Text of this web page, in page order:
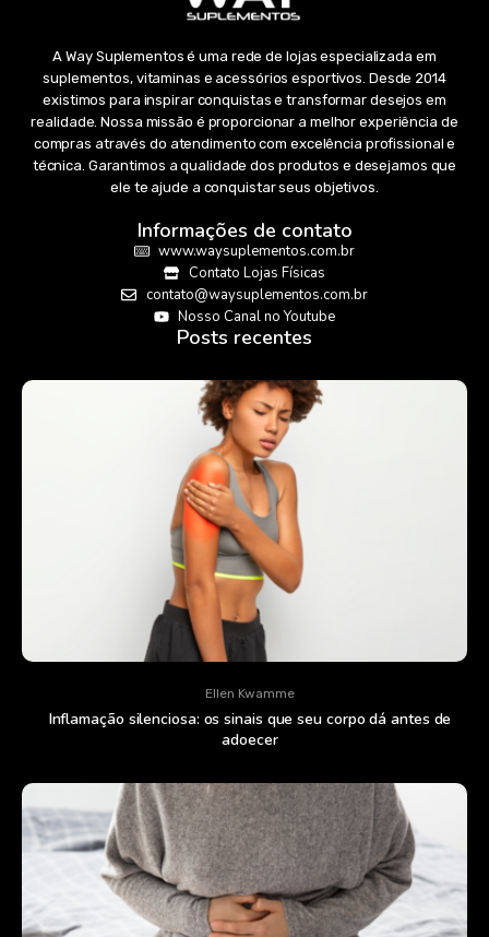
A Way Suplementos é uma rede de lojas especializada em
suplementos, vitaminas e acessórios esportivos. Desde 2014
existimos para inspirar conquistas e transformar desejos em
realidade. Nossa missão é proporcionar a melhor experiência de
compras através do atendimento com excelência profissional e
técnica. Garantimos a qualidade dos produtos e desejamos que
ele te ajude a conquistar seus objetivos.
Informações de contato
www.waysuplementos.com.br
Contato Lojas Físicas
contato@waysuplementos.com.br
Nosso Canal no Youtube
Posts recentes
Ellen Kwamme
Inflamação silenciosa: os sinais que seu corpo dá antes de
adoecer